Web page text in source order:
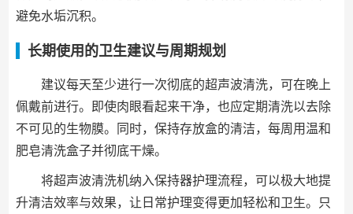
避免水垢沉积。
长期使用的卫生建议与周期规划
建议每天至少进行一次彻底的超声波清洗，可在晚上
佩戴前进行。即使肉眼看起来干净，也应定期清洗以去除
不可见的生物膜。同时，保持存放盒的清洁，每周用温和
肥皂清洗盒子并彻底干燥。
将超声波清洗机纳入保持器护理流程，可以极大地提
升清洁效率与效果，让日常护理变得更加轻松和卫生。只